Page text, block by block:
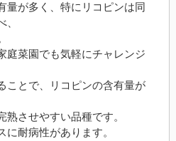
量が多く、特にリコピンは同
庭菜園でも気軽にチャレンジ
ことで、リコピンの含有量が
熟させやすい品種です。
に耐病性があります。